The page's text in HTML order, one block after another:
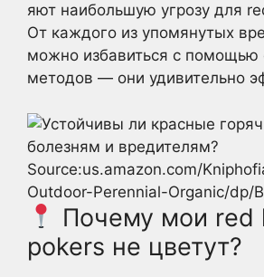
яют наибольшую угрозу для
От каждого из упомянутых
можно избавиться с помощью
методов — они удивительно
Source:us.amazon.com/
Outdoor-Perennial-Organic/dp/
Почему мои red
pokers не цветут?